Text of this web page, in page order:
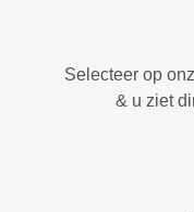
Selecteer op
& u ziet